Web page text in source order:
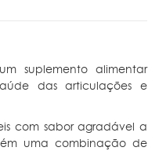
suplemento alimentar
das articulações e
com sabor agradável a
uma combinação de